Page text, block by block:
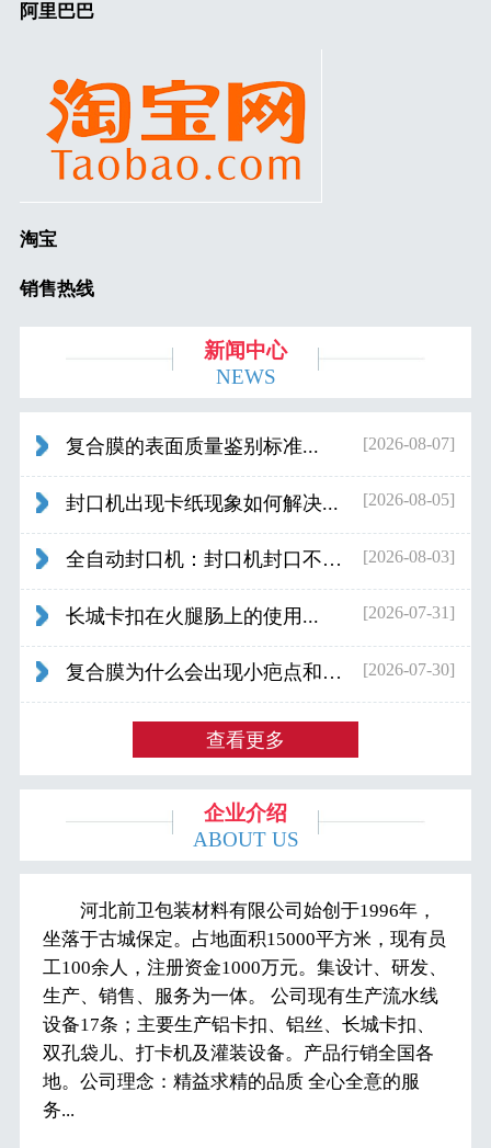
阿里巴巴
淘宝
销售热线
新闻中心
NEWS
复合膜的表面质量鉴别标准... [2026-08-07]
封口机出现卡纸现象如何解决... [2026-08-05]
全自动封口机：封口机封口不好应检查什... [2026-08-03]
长城卡扣在火腿肠上的使用... [2026-07-31]
复合膜为什么会出现小疤点和波浪纹... [2026-07-30]
查看更多
企业介绍
ABOUT US
河北前卫包装材料有限公司始创于1996年，
坐落于古城保定。占地面积15000平方米，现有员
工100余人，注册资金1000万元。集设计、研发、
生产、销售、服务为一体。 公司现有生产流水线
设备17条；主要生产铝卡扣、铝丝、长城卡扣、
双孔袋儿、打卡机及灌装设备。产品行销全国各
地。公司理念：精益求精的品质 全心全意的服
务...